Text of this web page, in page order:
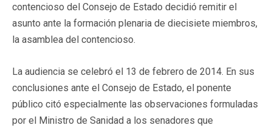
contencioso del Consejo de Estado decidió remitir el
asunto ante la formación plenaria de diecisiete miembros,
la asamblea del contencioso.
La audiencia se celebró el 13 de febrero de 2014. En sus
conclusiones ante el Consejo de Estado, el ponente
público citó especialmente las observaciones formuladas
por el Ministro de Sanidad a los senadores que